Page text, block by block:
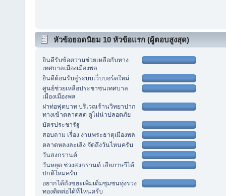
หัวข้อยอดนิยม 10 หัวข้อแรก (ผู้ตอบสูงสุด)
ยินดีรับข้อความช่วยเหลือกับทาง
เทศบาลเมืองเมืองพล
ยินดีต้อนรับสู่ระบบเว็บบอร์ดใหม่
ศูนย์ช่วยเหลือประชาชนเทศบาล
เมืองเมืองพล
ฝาท่อฟุตบาท บริเวณร้านวิทยาปาก
ทางเข้าตลาดสด ดูไม่น่าปลอดภัย
บัตรประชารัฐ
สอบถาม เรื่อง งานพระธาตุเมืองพล
ตลาดหลงละเลิง จัดถึงวันไหนครับ
วันสงกรานต์
วันหยุด ช่วงสงกรานต์ เสียภาษาีได้
ปกติไหมครับ
อยากได้ถังขยะเพิ่มเติ่มชุมชนทุ่งรวง
ทองติดต่อได้ที่ไหนครับ